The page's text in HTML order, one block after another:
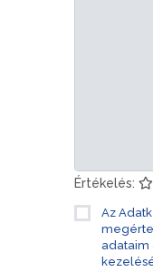
Értékelés:
Az
adataim